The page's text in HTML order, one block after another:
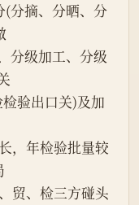
(分摘、分晒、分
分级加工、分级
验出口关)及加
贸、检三方碰头